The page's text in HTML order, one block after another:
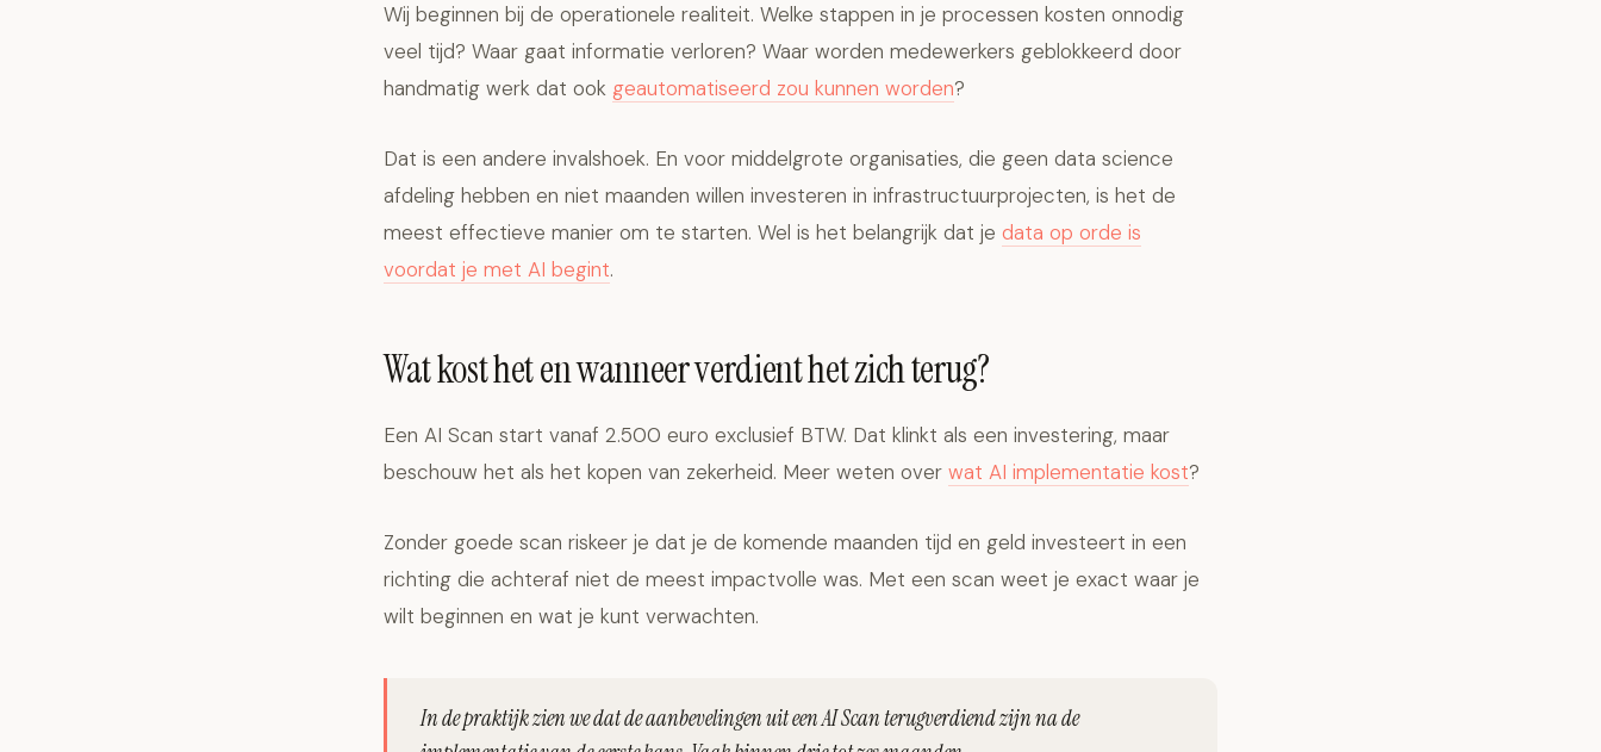
Wij beginnen bij de operationele realiteit. Welke stappen in je processen kosten onnodig
veel tijd? Waar gaat informatie verloren? Waar worden medewerkers geblokkeerd door
handmatig werk dat ook geautomatiseerd zou kunnen worden?
Dat is een andere invalshoek. En voor middelgrote organisaties, die geen data science
afdeling hebben en niet maanden willen investeren in infrastructuurprojecten, is het de
meest effectieve manier om te starten. Wel is het belangrijk dat je data op orde is
voordat je met AI begint.
Wat kost het en wanneer verdient het zich terug?
Een AI Scan start vanaf 2.500 euro exclusief BTW. Dat klinkt als een investering, maar
beschouw het als het kopen van zekerheid. Meer weten over wat AI implementatie kost?
Zonder goede scan riskeer je dat je de komende maanden tijd en geld investeert in een
richting die achteraf niet de meest impactvolle was. Met een scan weet je exact waar je
wilt beginnen en wat je kunt verwachten.
In de praktijk zien we dat de aanbevelingen uit een AI Scan terugverdiend zijn na de